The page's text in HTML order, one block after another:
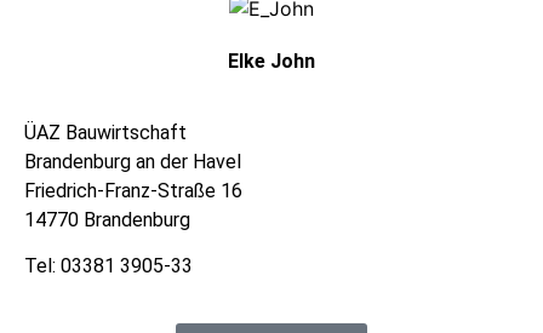
Elke John
ÜAZ Bauwirtschaft
Brandenburg an der Havel
Friedrich-Franz-Straße 16
14770 Brandenburg
Tel: 03381 3905-33